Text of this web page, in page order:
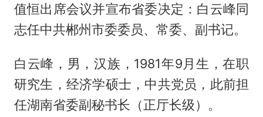
值恒出席会议并宣布省委决定：白云峰同
志任中共郴州市委委员、常委、副书记。
白云峰，男，汉族，1981年9月生，在职
研究生，经济学硕士，中共党员，此前担
任湖南省委副秘书长（正厅长级）。